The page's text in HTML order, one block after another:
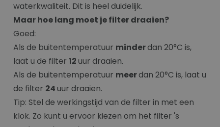
waterkwaliteit. Dit is heel duidelijk.
Maar hoe lang moet je filter draaien?
Goed:
Als de buitentemperatuur minderdan 20°C is,
laat u de filter 12uur draaien.
Als de buitentemperatuur meerdan 20°C is, laat u
de filter 24uur draaien.
Tip: Stel de werkingstijd van de filter in met een
klok. Zo kunt u ervoor kiezen om het filter 's